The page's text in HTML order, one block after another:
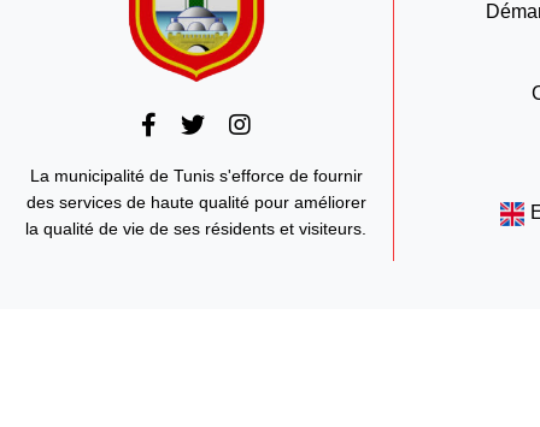
La municipalité de Tunis s'efforce de fournir
des services de haute qualité pour améliorer
la qualité de vie de ses résidents et visiteurs.